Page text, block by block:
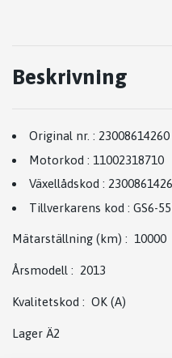
Beskrivning
Original nr. : 23008614260
Motorkod : 11002318710
Växellådskod :
Tillverkarens kod : GS6-
Mätarställning (km) : 10000
Årsmodell : 2013
Kvalitetskod : OK (A)
Lager Ä2